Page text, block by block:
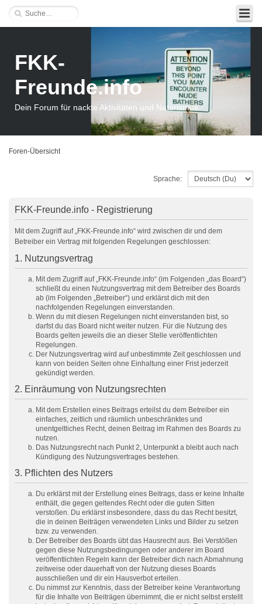
FKK-
Freunde.info
Dein Forum für nackte Aktivitäten und Naturismus
Foren-Übersicht
Sprache:
FKK-Freunde.info - Registrierung
Mit dem Zugriff auf „FKK-Freunde.info“ wird zwischen dir und dem
Betreiber ein Vertrag mit folgenden Regelungen geschlossen:
1. Nutzungsvertrag
Mit dem Zugriff auf „FKK-Freunde.info“ (im Folgenden „das Board“)
schließt du einen Nutzungsvertrag mit dem Betreiber des Boards
ab (im Folgenden „Betreiber“) und erklärst dich mit den
nachfolgenden Regelungen einverstanden.
Wenn du mit diesen Regelungen nicht einverstanden bist, so
darfst du das Board nicht weiter nutzen. Für die Nutzung des
Boards gelten jeweils die an dieser Stelle veröffentlichten
Regelungen.
Der Nutzungsvertrag wird auf unbestimmte Zeit geschlossen und
kann von beiden Seiten ohne Einhaltung einer Frist jederzeit
gekündigt werden.
2. Einräumung von Nutzungsrechten
Mit dem Erstellen eines Beitrags erteilst du dem Betreiber ein
einfaches, zeitlich und räumlich unbeschränktes und
unentgeltliches Recht, deinen Beitrag im Rahmen des Boards zu
nutzen.
Das Nutzungsrecht nach Punkt 2, Unterpunkt a bleibt auch nach
Kündigung des Nutzungsvertrages bestehen.
3. Pflichten des Nutzers
Du erklärst mit der Erstellung eines Beitrags, dass er keine Inhalte
enthält, die gegen geltendes Recht oder die guten Sitten
verstoßen. Du erklärst insbesondere, dass du das Recht besitzt,
die in deinen Beiträgen verwendeten Links und Bilder zu setzen
bzw. zu verwenden.
Der Betreiber des Boards übt das Hausrecht aus. Bei Verstößen
gegen diese Nutzungsbedingungen oder anderer im Board
veröffentlichten Regeln kann der Betreiber dich nach Abmahnung
zeitweise oder dauerhaft von der Nutzung dieses Boards
ausschließen und dir ein Hausverbot erteilen.
Du nimmst zur Kenntnis, dass der Betreiber keine Verantwortung
für die Inhalte von Beiträgen übernimmt, die er nicht selbst erstellt